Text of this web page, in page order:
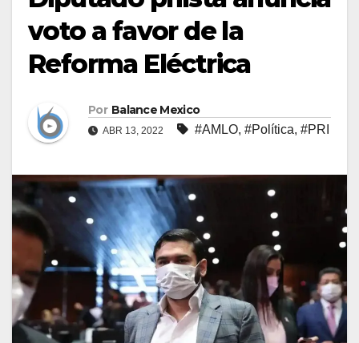
voto a favor de la
Reforma Eléctrica
Por Balance Mexico
ABR 13, 2022 #AMLO, #Política, #PRI